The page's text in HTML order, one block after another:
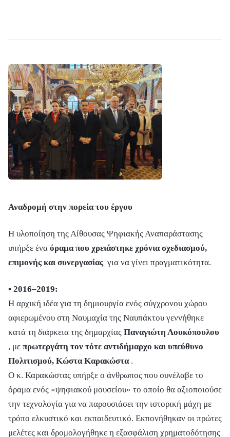
Αναδρομή στην πορεία του έργου
Η υλοποίηση της Αίθουσας Ψηφιακής Αναπαράστασης
υπήρξε ένα όραμα που χρειάστηκε χρόνια σχεδιασμού,
επιμονής και συνεργασίας για να γίνει πραγματικότητα.
• 2016–2019:
Η αρχική ιδέα για τη δημιουργία ενός σύγχρονου χώρου
αφιερωμένου στη Ναυμαχία της Ναυπάκτου γεννήθηκε
κατά τη διάρκεια της δημαρχίας Παναγιώτη Λουκόπουλου
, με πρωτεργάτη τον τότε αντιδήμαρχο και υπεύθυνο
Πολιτισμού, Κώστα Καρακώστα .
Ο κ. Καρακώστας υπήρξε ο άνθρωπος που συνέλαβε το
όραμα ενός «ψηφιακού μουσείου» το οποίο θα αξιοποιούσε
την τεχνολογία για να παρουσιάσει την ιστορική μάχη με
τρόπο ελκυστικό και εκπαιδευτικό. Εκπονήθηκαν οι πρώτες
μελέτες και δρομολογήθηκε η εξασφάλιση χρηματοδότησης